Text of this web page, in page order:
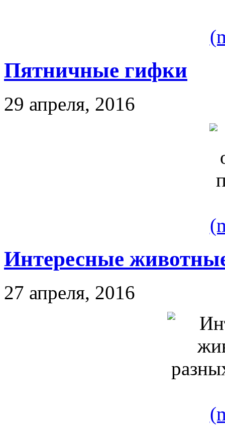
Пятничные гифки
29 апреля, 2016
Интересные
27 апреля, 2016